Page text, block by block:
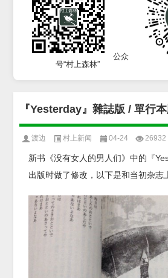
公众
号“村上森林”
『Yesterday』雜誌版 / 單行
渡边 村上新闻 04-24 26932
新书《没有女人的男人们》中的『
出版时做了修改，以下是和当初杂志